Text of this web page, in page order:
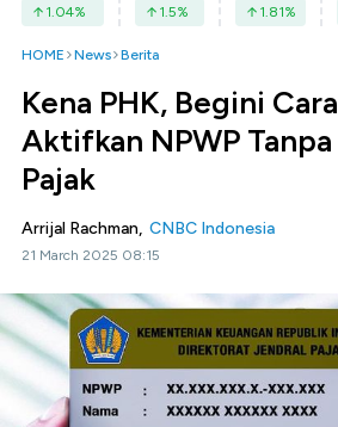
1.04% 1.5% 1.81%
HOME News Berita
Kena PHK, Begini
Aktifkan NPWP
Pajak
Arrijal Rachman, CNBC Indonesia
21 March 2025 08:15